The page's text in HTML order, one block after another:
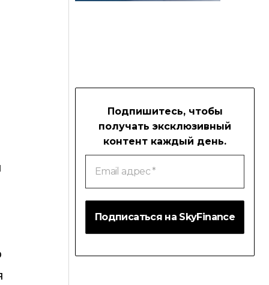
Подпишитесь, чтобы
получать эксклюзивный
контент каждый день.
адрес